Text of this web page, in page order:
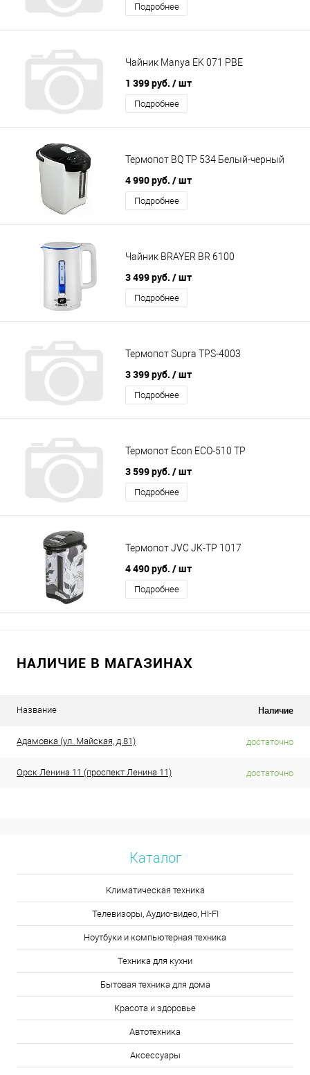
Подробнее
Чайник Manya EK 071 PBE
1 399 руб. / шт
Подробнее
Термопот BQ TP 534 Белый-черный
4 990 руб. / шт
Подробнее
Чайник BRAYER BR 6100
3 499 руб. / шт
Подробнее
Термопот Supra TPS-4003
3 399 руб. / шт
Подробнее
Термопот Econ ECO-510 TP
3 599 руб. / шт
Подробнее
Термопот JVC JK-TP 1017
4 490 руб. / шт
Подробнее
НАЛИЧИЕ В МАГАЗИНАХ
Название Наличие
Адамовка (ул. Майская, д.81) достаточно
Орск Ленина 11 (проспект Ленина 11) достаточно
Каталог
Климатическая техника
Телевизоры, Аудио-видео, HI-FI
Ноутбуки и компьютерная техника
Техника для кухни
Бытовая техника для дома
Красота и здоровье
Автотехника
Аксессуары